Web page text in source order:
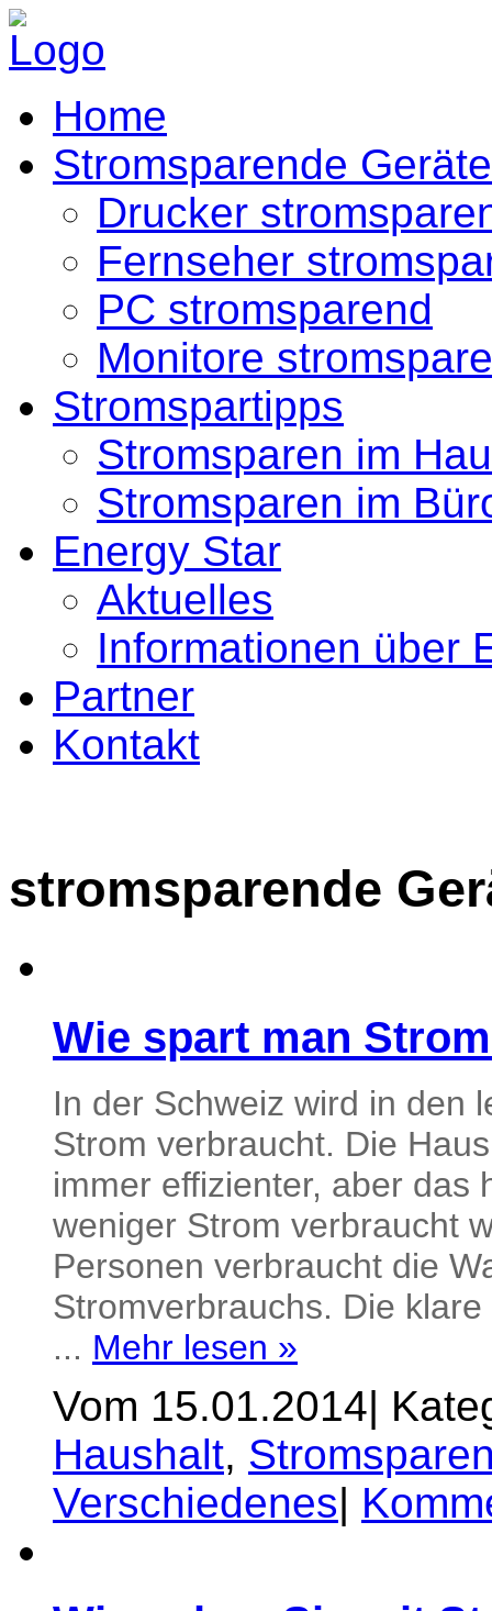
Home
Stromsparende Geräte
Drucker
Fernseher
PC stromsparend
Monitore
Stromspartipps
Stromsparen im
Stromsparen im
Energy Star
Aktuelles
Informationen über
Partner
Kontakt
stromsparende
Wie spart man
In der Schweiz wird in den
Strom verbraucht. Die
immer effizienter, aber das
weniger Strom verbraucht
Personen verbraucht die
Stromverbrauchs. Die
... Mehr lesen »
Vom 15.01.2014|
Haushalt,
Verschiedenes|